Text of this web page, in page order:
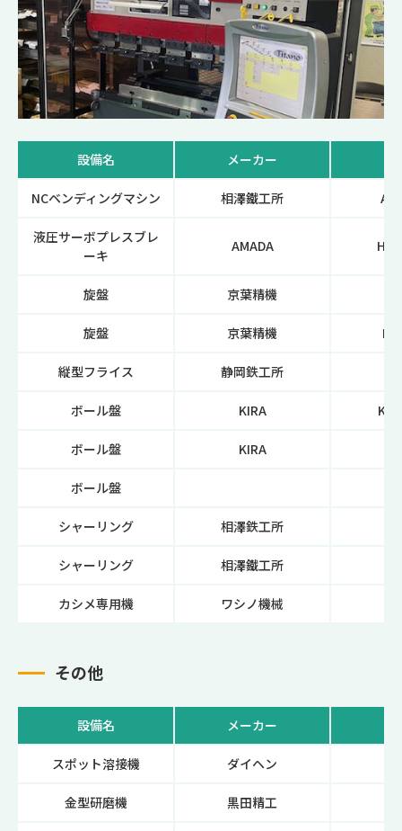
設備名 メーカー
NCベンディングマシン 相澤鐵工所
液圧サーボプレスブレ
ーキ
AMADA
旋盤 京葉精機
旋盤 京葉精機
縦型フライス 静岡鉄工所
ボール盤 KIRA
ボール盤 KIRA
ボール盤
シャーリング 相澤鉄工所
シャーリング 相澤鐵工所
カシメ専用機 ワシノ機械
その他
設備名 メーカー
スポット溶接機 ダイヘン
金型研磨機 黒田精工